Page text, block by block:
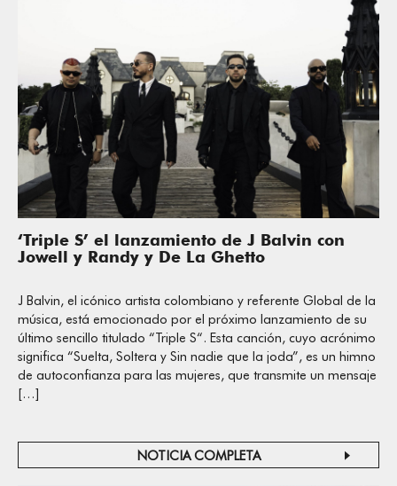
‘Triple S’ el lanzamiento de J Balvin con
Jowell y Randy y De La Ghetto
J Balvin, el icónico artista colombiano y referente Global de la
música, está emocionado por el próximo lanzamiento de su
último sencillo titulado “Triple S“. Esta canción, cuyo acrónimo
significa “Suelta, Soltera y Sin nadie que la joda”, es un himno
de autoconfianza para las mujeres, que transmite un mensaje
[…]
NOTICIA COMPLETA